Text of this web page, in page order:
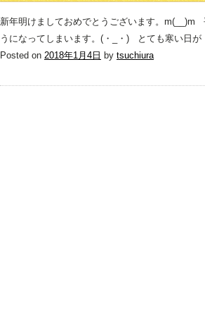
新年明けましておめでとうございます。
うになってしまいます。(・_・) とても寒い日
Posted on 2018年1月4日 by tsuchiura